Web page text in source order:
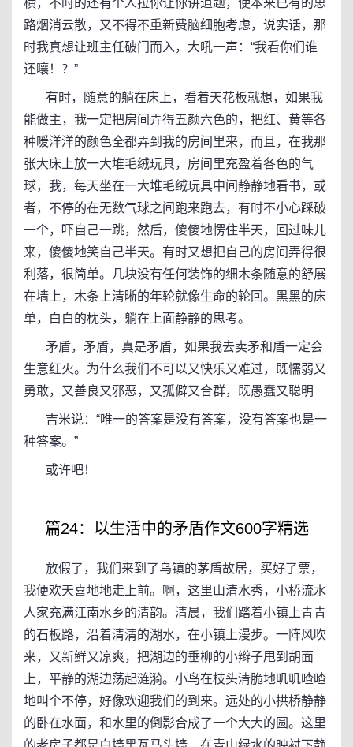
横，不时的还有个人拉你让你讲道题，使本来已有的思
路烟消云散，又不得不重新费脑细胞考虑，说实话，那
时我真想让班主任破门而入，大吼一声：“我看你们谁
还嚷！？”
有时，随意的躺在床上，看着天花板就想，如果我
能做主，我一定把房间弄得五颜六色的，把红、黄等各
种暖洋洋的颜色全都弄到我的房间里来，而且，在我那
张大床上放一大堆毛绒玩具，房间里充盈着各色的气
球，我，每天坐在一大堆毛绒玩具中间静静地看书，或
者，不停的在无数气球之间跑来跑去，有时不小心踩破
一个，吓自己一跳，然后，傻傻地愣住半天，回过味儿
来，傻傻地笑自己半天。有时又想把自己的房间弄得很
利落，很简单。几块没有任何装饰的细木条随意的舒展
在墙上，木条上清晰的年轮就像生命的轮回。黑黑的床
单，白白的枕头，躺在上面静静的思考。
矛盾，矛盾，真是矛盾，如果我去卖矛和盾一定会
生意红火。为什么我们不可以又快乐又难过，既懦弱又
勇敢，又善良又邪恶，又孤僻又合群，既愚蠢又聪明
吉米说：“唯一的答案是没有答案，没有答案也是一
种答案。”
或许吧！
篇24：以生活中的矛盾作文600字精选
放假了，我们来到了乌镇的茅盾故居，买好了票，
我便欢天喜地地走上前。啊，这里山清水秀，小桥流水
人家充满江南水乡的清韵。清晨，我们踏着小镇上青青
的石板路，沿着清清的湖水，在小镇上漫步。一阵风吹
来，又新鲜又凉爽，把湖边的垂柳的小辫子甩到胡面
上，平静的湖边荡起涟漪。小鸟在枝头清脆地叽叽喳喳
地叫个不停，好像欢迎我们的到来。远处的小拱桥静静
的卧在水面，和水里的倒影合成了一个大大的圆。这里